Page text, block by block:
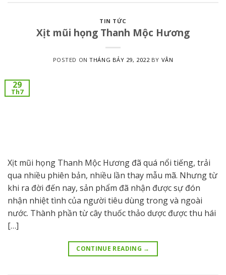
TIN TỨC
Xịt mũi họng Thanh Mộc Hương
POSTED ONTHÁNG BẢY 29, 2022 BY VÂN
29
Th7
Xịt mũi họng Thanh Mộc Hương đã quá nổi tiếng, trải
qua nhiều phiên bản, nhiều lần thay mẫu mã. Nhưng từ
khi ra đời đến nay, sản phẩm đã nhận được sự đón
nhận nhiệt tình của người tiêu dùng trong và ngoài
nước. Thành phần từ cây thuốc thảo dược được thu hái
[…]
CONTINUE READING →